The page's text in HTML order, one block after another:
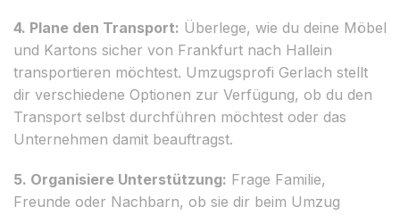
4. Plane den Transport: Überlege, wie du deine Möbel
und Kartons sicher von Frankfurt nach Hallein
transportieren möchtest. Umzugsprofi Gerlach stellt
dir verschiedene Optionen zur Verfügung, ob du den
Transport selbst durchführen möchtest oder das
Unternehmen damit beauftragst.
5. Organisiere Unterstützung: Frage Familie,
Freunde oder Nachbarn, ob sie dir beim Umzug